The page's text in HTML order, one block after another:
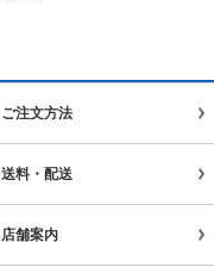
ご注文方法
送料・配送
店舗案内